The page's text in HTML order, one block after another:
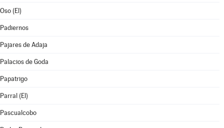
Oso (El)
Padiernos
Pajares de Adaja
Palacios de Goda
Papatrigo
Parral (El)
Pascualcobo